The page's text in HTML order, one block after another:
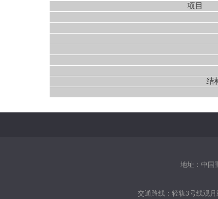
项目
结
地址：中国
交通路线： 轻轨3号线观